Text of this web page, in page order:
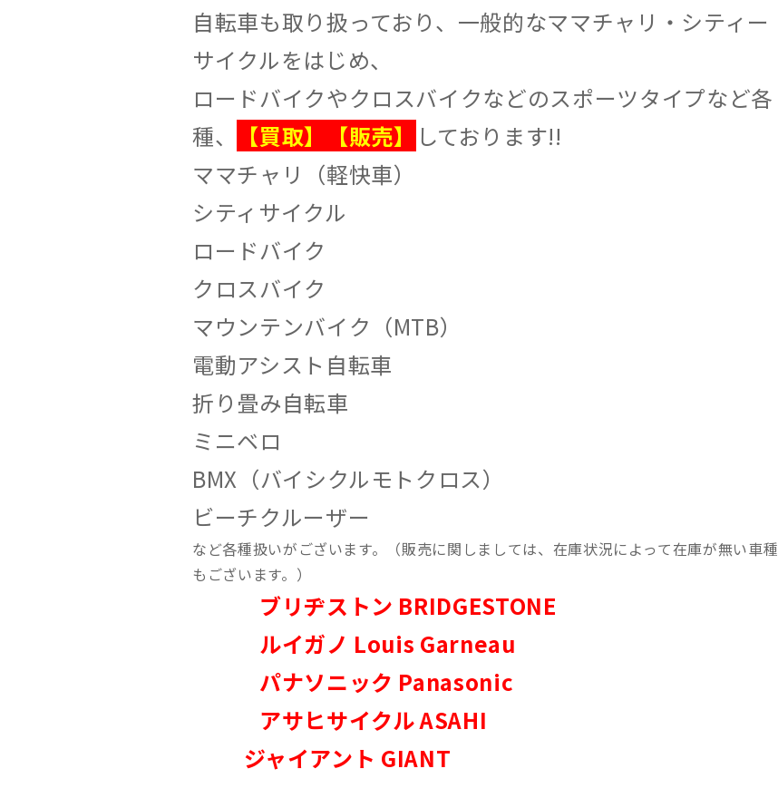
自転車も取り扱っており、一般的なママチャリ・シティー
サイクルをはじめ、
ロードバイクやクロスバイクなどのスポーツタイプなど各
種、
【買取】【販売】
しております!!
ママチャリ（軽快車）
シティサイクル
ロードバイク
クロスバイク
マウンテンバイク（MTB）
電動アシスト自転車
折り畳み自転車
ミニベロ
BMX（バイシクルモトクロス）
ビーチクルーザー
など各種扱いがございます。（販売に関しましては、在庫状況によって在庫が無い車種
もございます。）
ブリヂストン BRIDGESTONE
ルイガノ Louis Garneau
パナソニック Panasonic
アサヒサイクル ASAHI
ジャイアント GIANT